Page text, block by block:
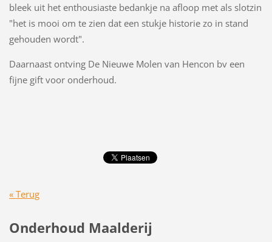
bleek uit het enthousiaste bedankje na afloop met als slotzin
"het is mooi om te zien dat een stukje historie zo in stand
gehouden wordt".
Daarnaast ontving De Nieuwe Molen van Hencon bv een
fijne gift voor onderhoud.
« Terug
Onderhoud Maalderij